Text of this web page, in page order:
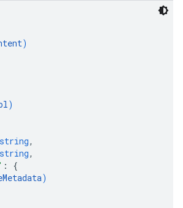
)
)
string,
string,
: {
)